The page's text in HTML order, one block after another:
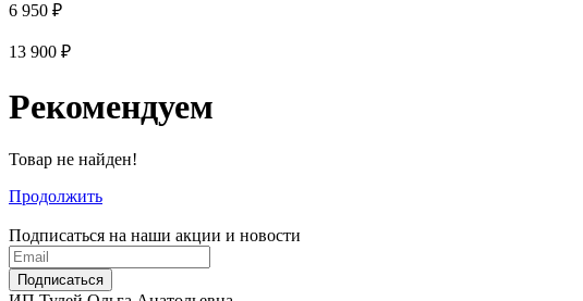
6 950 ₽
13 900 ₽
Рекомендуем
Товар не найден!
Продолжить
Подписаться на наши акции и новости
Подписаться